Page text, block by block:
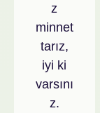
z
minnet
tarız,
iyi ki
varsını
z.